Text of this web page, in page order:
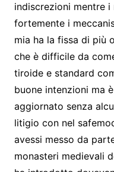
indiscrezioni mentre
fortemente i
mia ha la fissa di più
che è difficile da
tiroide e standard
buone intenzioni ma
aggiornato senza
litigio con nel
avessi messo da
monasteri medievali